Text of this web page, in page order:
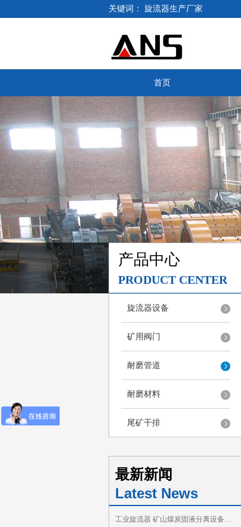
关键词： 旋流器生产厂家
首页
产品中心
PRODUCT CENTER
旋流器设备
矿用阀门
耐磨管道
耐磨材料
尾矿干排
最新新闻
Latest News
工业旋流器 矿山煤炭固液分离设备你了